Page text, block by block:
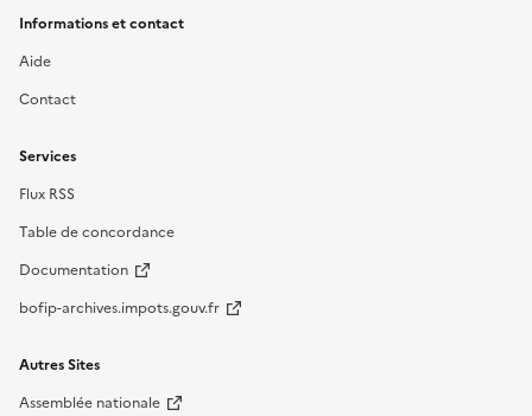
Informations et contact
Aide
Contact
Services
Flux RSS
Table de concordance
Documentation
bofip-archives.impots.gouv.fr
Autres Sites
Assemblée nationale